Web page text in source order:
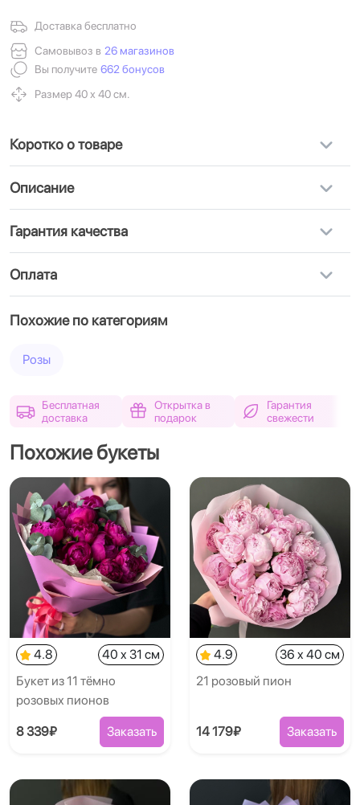
Доставка бесплатно
Самовывоз в 26 магазинов
Вы получите 662 бонусов
Размер 40 х 40 см.
Коротко о товаре
Описание
Гарантия качества
Оплата
Похожие по категориям
Розы
Бесплатная
доставка
Открытка в
подарок
Гарантия
свежести
Похожие букеты
4.8
40 x 31 см
Букет из 11 тёмно
розовых пионов
8 339₽ Заказать
4.9
36 x 40 см
21 розовый пион
14 179₽ Заказать